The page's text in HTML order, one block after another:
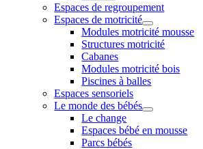
Espaces de regroupement
Espaces de motricité
Modules motricité mousse
Structures motricité
Cabanes
Modules motricité bois
Piscines à balles
Espaces sensoriels
Le monde des bébés
Le change
Espaces bébé en mousse
Parcs bébés